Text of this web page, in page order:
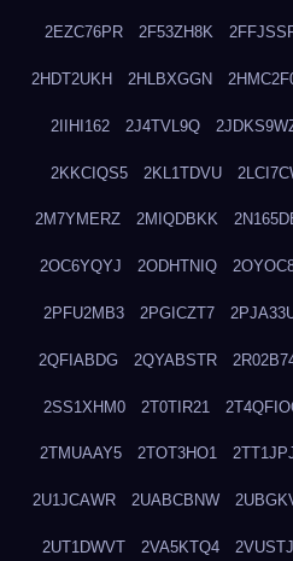
2EZC76PR 2F53ZH8K
2HDT2UKH 2HLBXGGN
2IIHI162 2J4TVL9Q
2KKCIQS5 2KL1TDVU
2M7YMERZ 2MIQDBKK
2OC6YQYJ 2ODHTNIQ
2PFU2MB3 2PGICZT7
2QFIABDG 2QYABSTR
2SS1XHM0 2T0TIR21
2TMUAAY5 2TOT3HO1
2U1JCAWR 2UABCBNW
2UT1DWVT 2VA5KTQ4